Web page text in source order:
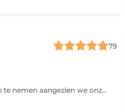
79
Gelieve hiervoor contact met ons op te nemen aangezien we onze agenda's bij elkaar moeten plaatsen.